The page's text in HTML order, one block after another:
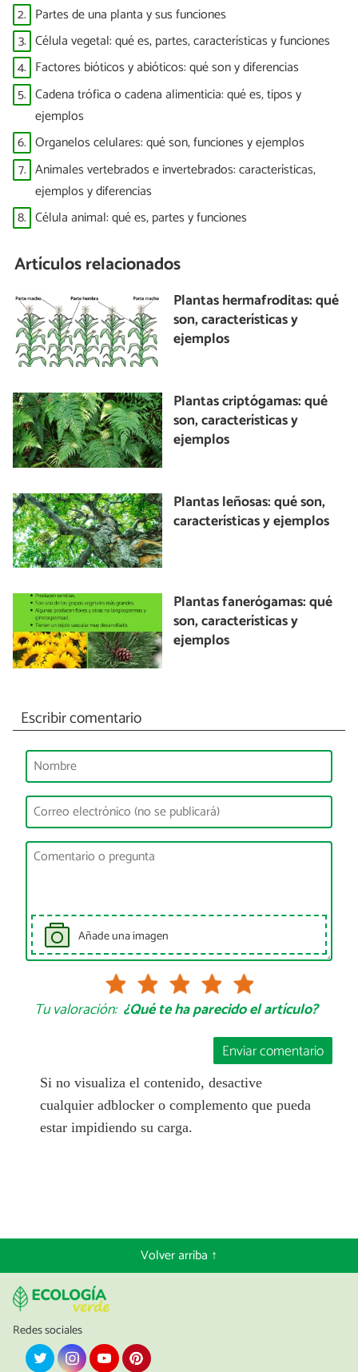
2. Partes de una planta y sus funciones
3. Célula vegetal: qué es, partes, características y funciones
4. Factores bióticos y abióticos: qué son y diferencias
5. Cadena trófica o cadena alimenticia: qué es, tipos y
ejemplos
6. Organelos celulares: qué son, funciones y ejemplos
7. Animales vertebrados e invertebrados: características,
ejemplos y diferencias
8. Célula animal: qué es, partes y funciones
Artículos relacionados
Plantas hermafroditas: qué
son, características y
ejemplos
Plantas criptógamas: qué
son, características y
ejemplos
Plantas leñosas: qué son,
características y ejemplos
Plantas fanerógamas: qué
son, características y
ejemplos
Escribir comentario
Añade una imagen
Tu valoración: ¿Qué te ha parecido el artículo?
Enviar comentario
Si no visualiza el contenido, desactive
cualquier adblocker o complemento que pueda
estar impidiendo su carga.
Volver arriba ↑
Redes sociales